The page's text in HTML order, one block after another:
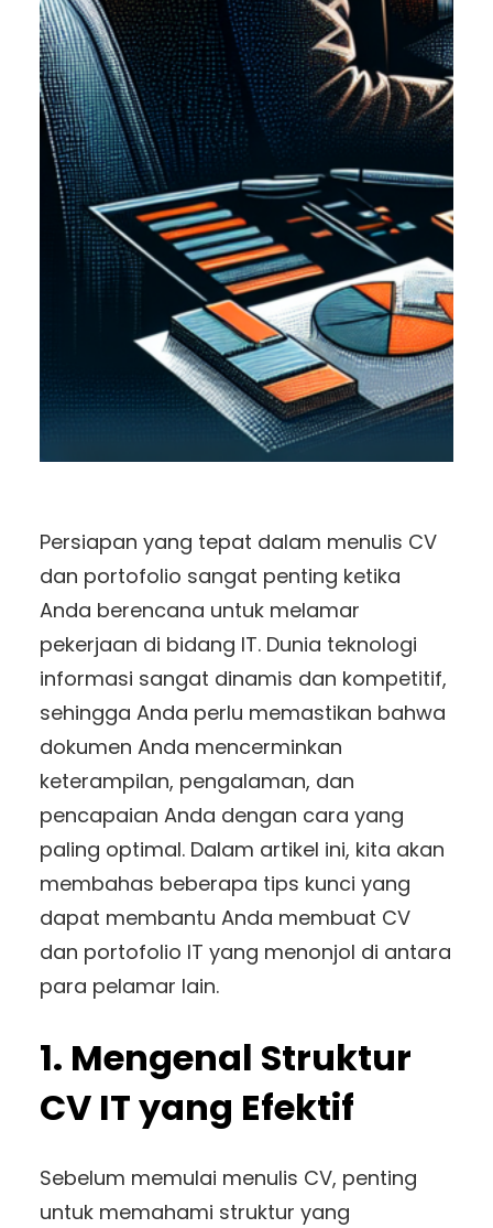
Persiapan yang tepat dalam menulis CV
dan portofolio sangat penting ketika
Anda berencana untuk melamar
pekerjaan di bidang IT. Dunia teknologi
informasi sangat dinamis dan kompetitif,
sehingga Anda perlu memastikan bahwa
dokumen Anda mencerminkan
keterampilan, pengalaman, dan
pencapaian Anda dengan cara yang
paling optimal. Dalam artikel ini, kita akan
membahas beberapa tips kunci yang
dapat membantu Anda membuat CV
dan portofolio IT yang menonjol di antara
para pelamar lain.
1. Mengenal Struktur
CV IT yang Efektif
Sebelum memulai menulis CV, penting
untuk memahami struktur yang